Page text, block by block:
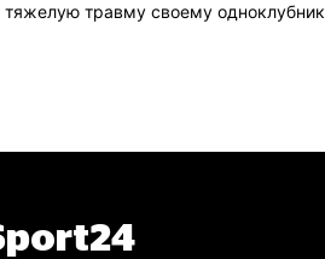
травму своему